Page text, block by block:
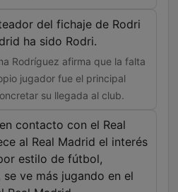
del fichaje de Rodri
ha sido Rodri.
Rodríguez afirma que la falta
jugador fue el principal
su llegada al club.
contacto con el Real
al Real Madrid el interés
estilo de fútbol,
ve más jugando en el